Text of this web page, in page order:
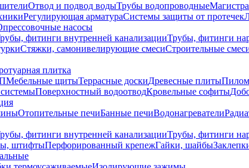
Отвод и подвод водыТрубы водопроводные
Регулирующая арматураСистемы защиты от протечек
насосы
фитинги внутренней канализацииТрубы, фитинги
Стяжки, самонивелирующие смесиСтроительные
плитка
Мебельные щитыТеррасные доскиДревесные плиты
Поверхностный водоотводКровельные софиты
Отопительные печиБанные печиВодонагреватели
фитинги внутренней канализацииТрубы, фитинги
штифтыПерфорированный крепежГайки, шайбы